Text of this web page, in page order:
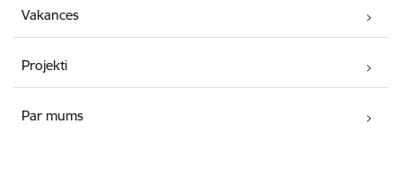
Vakances
Projekti
Par mums